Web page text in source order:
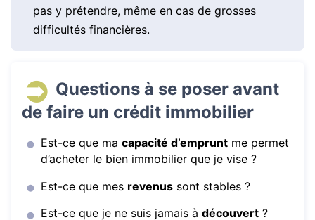
pas y prétendre, même en cas de grosses
difficultés financières.
Questions à se poser avant
de faire un crédit immobilier
Est-ce que macapacité d’emprunt me permet
d’acheter le bien immobilier que je vise ?
Est-ce que mes revenus sont stables ?
Est-ce que je ne suis jamais àdécouvert ?